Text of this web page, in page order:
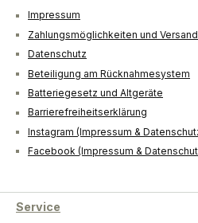
Impressum
Zahlungsmöglichkeiten und
Datenschutz
Beteiligung am Rücknahmesystem
Batteriegesetz und Altgeräte
Barrierefreiheitserklärung
Instagram (Impressum &
Facebook (Impressum &
Service